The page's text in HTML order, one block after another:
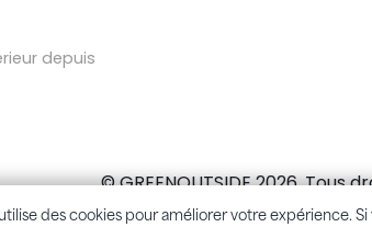
des cookies pour améliorer votre expérience.
depuis
© GREENOUTSIDE 2026.
des cookies pour améliorer votre expérience.